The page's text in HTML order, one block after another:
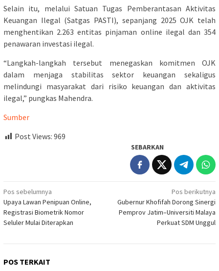
Selain itu, melalui Satuan Tugas Pemberantasan Aktivitas
Keuangan Ilegal (Satgas PASTI), sepanjang 2025 OJK telah
menghentikan 2.263 entitas pinjaman online ilegal dan 354
penawaran investasi ilegal.
“Langkah-langkah tersebut menegaskan komitmen OJK
dalam menjaga stabilitas sektor keuangan sekaligus
melindungi masyarakat dari risiko keuangan dan aktivitas
ilegal,” pungkas Mahendra.
Sumber
Post Views: 969
SEBARKAN
Navigasi
pos
Pos sebelumnya
Upaya Lawan Penipuan Online,
Registrasi Biometrik Nomor
Seluler Mulai Diterapkan
Pos berikutnya
Gubernur Khofifah Dorong Sinergi
Pemprov Jatim–Universiti Malaya
Perkuat SDM Unggul
POS TERKAIT